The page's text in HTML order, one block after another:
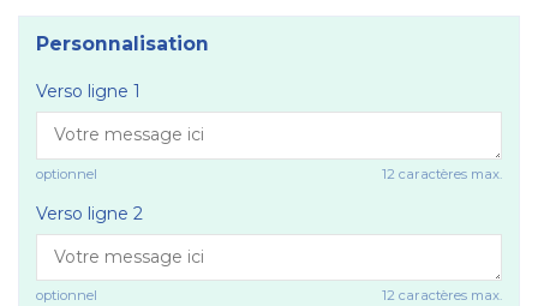
Personnalisation
Verso ligne 1
optionnel 12 caractères max.
Verso ligne 2
optionnel 12 caractères max.